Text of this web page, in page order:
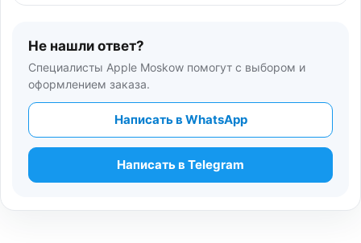
Не нашли ответ?
Специалисты Apple Moskow помогут с выбором и
оформлением заказа.
Написать в WhatsApp
Написать в Telegram